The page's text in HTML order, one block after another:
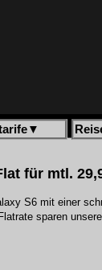
▼
für mtl.
S6 mit einer
sparen